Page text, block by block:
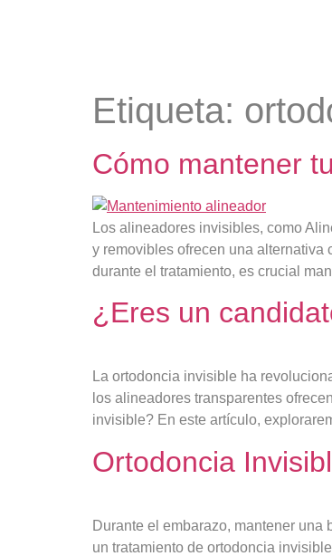
Etiqueta:
Cómo mantener
Los alineadores invisibles, como
y removibles ofrecen una alternativa
durante el tratamiento, es crucial
¿Eres un
La ortodoncia invisible ha
los alineadores transparentes
invisible? En este artículo,
Ortodoncia
Durante el embarazo, mantener
un tratamiento de ortodoncia